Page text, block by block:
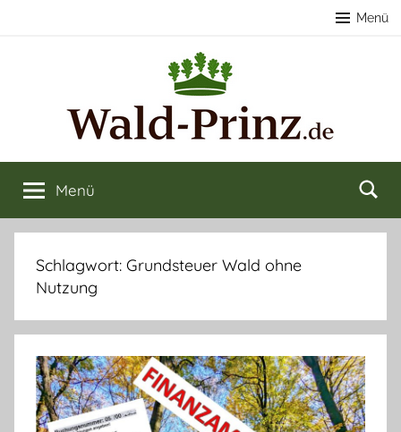
Menü
Nachhaltige
Forstwirtschaft
Naturerlebnisse
Wald
kaufen
verkaufen
Menü
Schlagwort: Grundsteuer Wald ohne
Nutzung